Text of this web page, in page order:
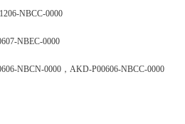
NBCC-0000
NBEC-0000
NBCN-0000，AKD-P00606-NBCC-0000